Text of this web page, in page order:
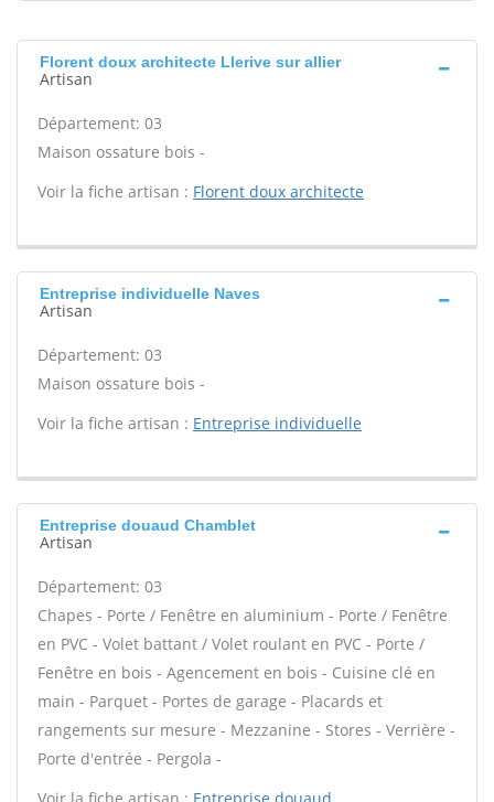
Florent doux architecte Llerive sur allier
Artisan
Département: 03
Maison ossature bois -
Voir la fiche artisan : Florent doux architecte
Entreprise individuelle Naves
Artisan
Département: 03
Maison ossature bois -
Voir la fiche artisan : Entreprise individuelle
Entreprise douaud Chamblet
Artisan
Département: 03
Chapes - Porte / Fenêtre en aluminium - Porte / Fenêtre
en PVC - Volet battant / Volet roulant en PVC - Porte /
Fenêtre en bois - Agencement en bois - Cuisine clé en
main - Parquet - Portes de garage - Placards et
rangements sur mesure - Mezzanine - Stores - Verrière -
Porte d'entrée - Pergola -